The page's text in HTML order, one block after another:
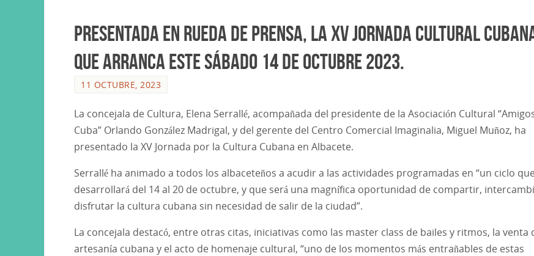
Presentada en Rueda de prensa, la XV Jornada Cultural
que arranca este sábado 14 de Octubre 2023.
11 OCTUBRE, 2023
La concejala de Cultura, Elena Serrallé, acompañada del presidente de la Asociación Cultural
Cuba” Orlando González Madrigal, y del gerente del Centro Comercial Imaginalia, Miguel Muñoz, ha
presentado la XV Jornada por la Cultura Cubana en Albacete.
Serrallé ha animado a todos los albaceteños a acudir a las actividades programadas en “un ciclo
desarrollará del 14 al 20 de octubre, y que será una magnífica oportunidad de compartir,
disfrutar la cultura cubana sin necesidad de salir de la ciudad”.
La concejala destacó, entre otras citas, iniciativas como las master class de bailes y ritmos, la venta
artesanía cubana y el acto de homenaje cultural, “uno de los momentos más entrañables de estas